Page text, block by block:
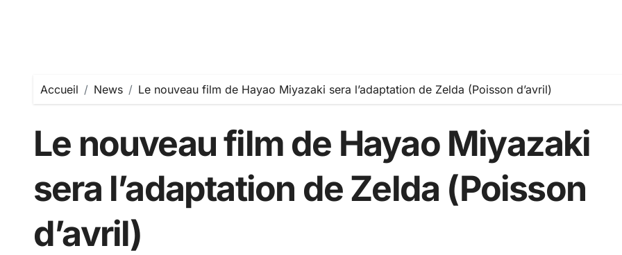
Accueil News Le nouveau film de Hayao Miyazaki sera l’adaptation de Zelda (Poisson d’avril)
Le nouveau film de Hayao Miyazaki
sera l’adaptation de Zelda (Poisson
d’avril)